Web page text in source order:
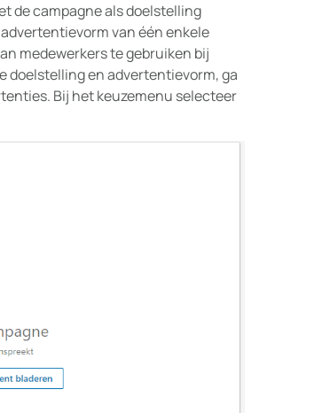
de campagne als doelstelling
van één enkele
medewerkers te gebruiken bij
doelstelling en advertentievorm, ga
Bij het keuzemenu selecteer